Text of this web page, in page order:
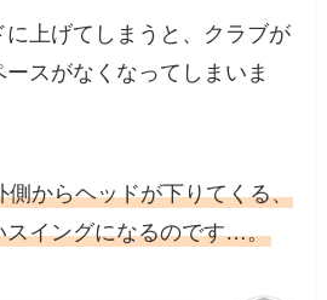
上げてしまうと、クラブが
スがなくなってしまいま
側からヘッドが下りてくる、
スイングになるのです…。